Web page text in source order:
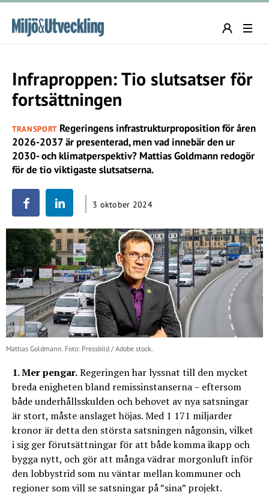
Infraproppen: Tio slutsatser för
fortsättningen
TRANSPORTRegeringens infrastrukturproposition för åren
2026-2037 är presenterad, men vad innebär den ur
2030- och klimatperspektiv? Mattias Goldmann redogör
för de tio viktigaste slutsatserna.
3 oktober 2024
Mattias Goldmann. Foto: Pressbild / Adobe stock.
1. Mer pengar.Regeringen har lyssnat till den mycket
breda enigheten bland remissinstanserna – eftersom
både underhållsskulden och behovet av nya satsningar
är stort, måste anslaget höjas. Med 1 171 miljarder
kronor är detta den största satsningen någonsin, vilket
i sig ger förutsättningar för att både komma ikapp och
bygga nytt, och gör att många vädrar morgonluft inför
den lobbystrid som nu väntar mellan kommuner och
regioner som vill se satsningar på ”sina” projekt.